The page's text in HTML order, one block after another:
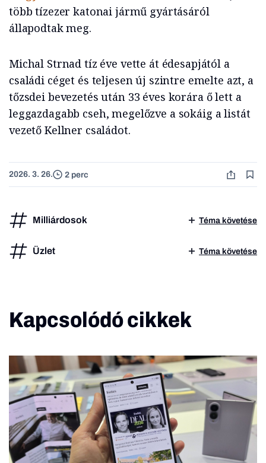
több tízezer katonai jármű gyártásáról
állapodtak meg.
Michal Strnad tíz éve vette át édesapjától a
családi céget és teljesen új szintre emelte azt, a
tőzsdei bevezetés után 33 éves korára ő lett a
leggazdagabb cseh, megelőzve a sokáig a listát
vezető Kellner családot.
2026. 3. 26. 2 perc
Milliárdosok Téma követése
Üzlet Téma követése
Kapcsolódó cikkek